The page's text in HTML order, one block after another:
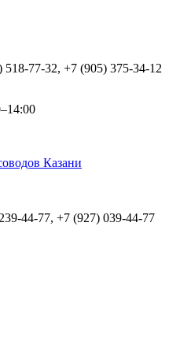
77-32, +7 (905) 375-34-12
Казани
44-77, +7 (927) 039-44-77